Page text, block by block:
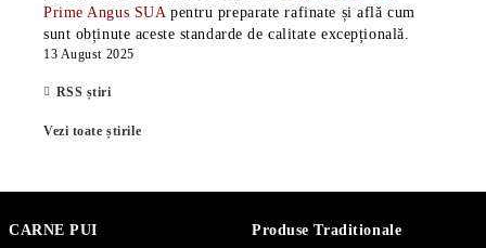
Prime Angus SUA pentru preparate rafinate și află cum
sunt obținute aceste standarde de calitate excepțională.
13 August 2025
RSS știri
Vezi toate știrile
CARNE PUI Produse Traditionale